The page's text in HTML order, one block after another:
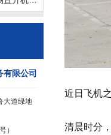
有限公司
大道绿地
）
近日飞机
清晨时分